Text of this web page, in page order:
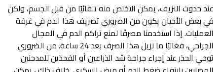
عند حدوث النزيف، يمكن التخلص منه تلقائيًا من قبل الجسم، ولكن
في بعض الأحيان يكون من الضروري تصريف هذا الدم في غرفة
العمليات. إذا استخدمنا مصرفًا لمنع تراكم الدم في المجال
الجراحي، فغالبًا ما نزيل هذا الصرف بعد 24 ساعة. من الضروري
توخي الحذر عند إجراء جراحة شد الذراعين أو الفخذين للمدخنين